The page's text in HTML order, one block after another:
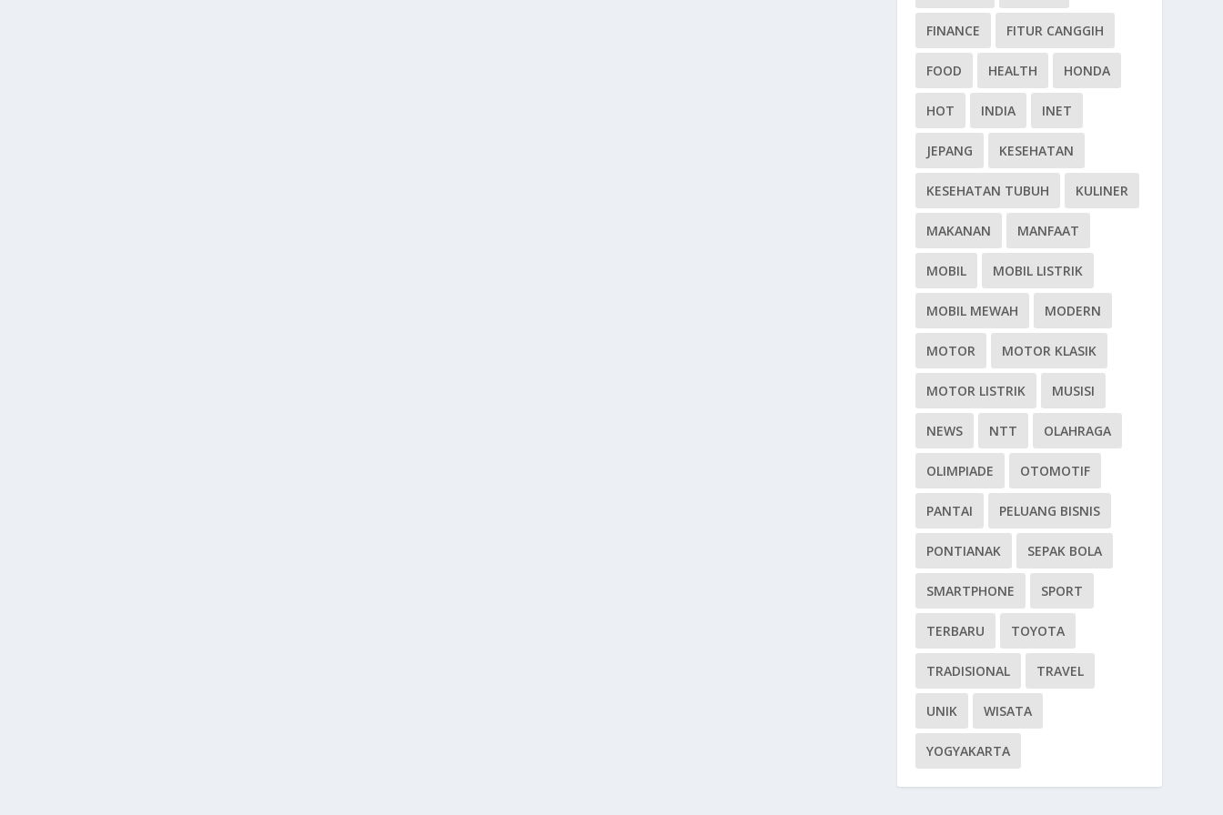
FINANCE FITUR CANGGIH
FOOD HEALTH HONDA
HOT INDIA INET
JEPANG KESEHATAN
KESEHATAN TUBUH KULINER
MAKANAN MANFAAT
MOBIL MOBIL LISTRIK
MOBIL MEWAH MODERN
MOTOR MOTOR KLASIK
MOTOR LISTRIK MUSISI
NEWS NTT OLAHRAGA
OLIMPIADE OTOMOTIF
PANTAI PELUANG BISNIS
PONTIANAK SEPAK BOLA
SMARTPHONE SPORT
TERBARU TOYOTA
TRADISIONAL TRAVEL
UNIK WISATA
YOGYAKARTA